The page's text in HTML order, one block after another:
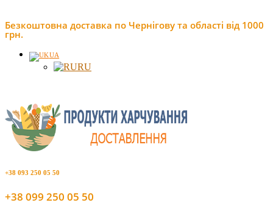
Безкоштовна доставка по Чернігову та області від 1000
грн.
UA
RU
+38 093 250 05 50
+38 099 250 05 50